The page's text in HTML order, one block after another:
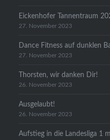
Eickenhofer Tannentraum
27. November 2023
Dance Fitness auf dunklen
27. November 2023
Thorsten, wir danken Dir!
26. November 2023
Ausgelaubt!
26. November 2023
Aufstieg in die Landesliga 1